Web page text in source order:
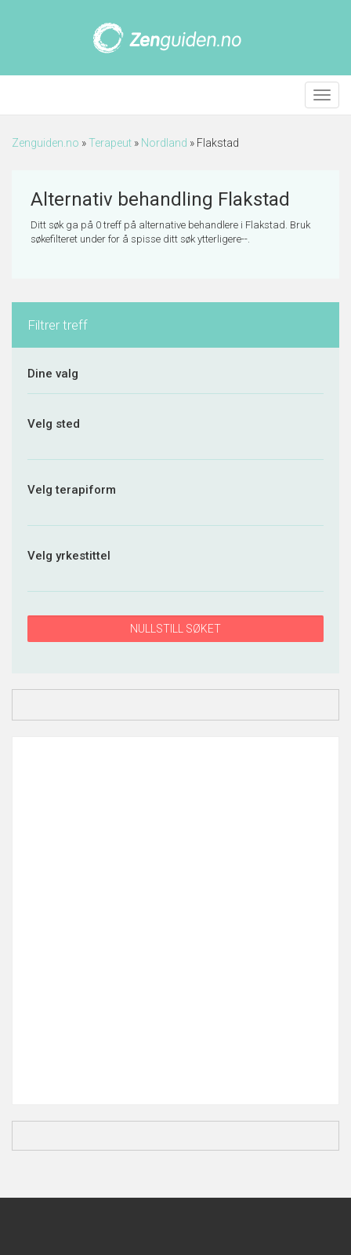
Meny
Zenguiden.no »Terapeut » Nordland » Flakstad
Alternativ behandling Flakstad
Ditt søk ga på 0 treff på alternative behandlere i Flakstad. Bruk
søkefilteret under for å spisse ditt søk ytterligere--.
Filtrer treff
Dine valg
Velg sted
Velg terapiform
Velg yrkestittel
NULLSTILL SØKET